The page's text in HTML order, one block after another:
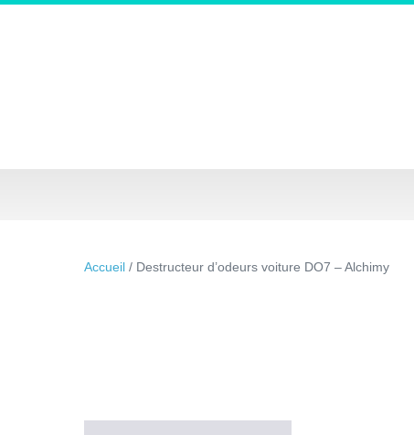
Accueil / Destructeur d’odeurs voiture DO7 – Alchimy